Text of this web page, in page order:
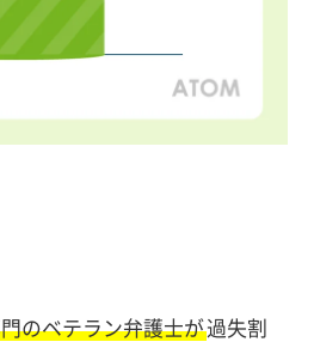
のベテラン弁護士が過失割